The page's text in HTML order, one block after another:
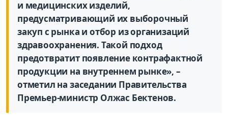
и медицинских изделий,
предусматривающий их выборочный
закуп с рынка и отбор из организаций
здравоохранения. Такой подход
предотвратит появление контрафактной
продукции на внутреннем рынке», –
отметил на заседании Правительства
Премьер-министр Олжас Бектенов.